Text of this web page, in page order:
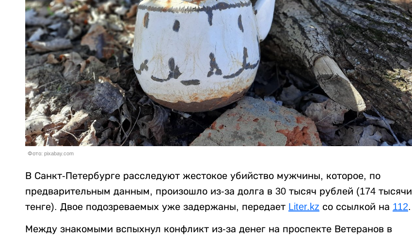
Фото: pixabay.com
В Санкт-Петербурге расследуют жестокое убийство мужчины, которое, по
предварительным данным, произошло из-за долга в 30 тысяч рублей (174 тысячи
тенге). Двое подозреваемых уже задержаны, передает Liter.kz со ссылкой на 112.
Между знакомыми вспыхнул конфликт из-за денег на проспекте Ветеранов в